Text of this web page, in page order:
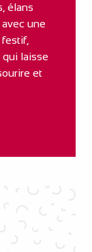
élans
une
qui laisse
et